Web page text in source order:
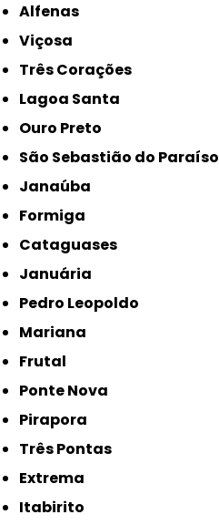
Alfenas
Viçosa
Três Corações
Lagoa Santa
Ouro Preto
São Sebastião do Paraíso
Janaúba
Formiga
Cataguases
Januária
Pedro Leopoldo
Mariana
Frutal
Ponte Nova
Pirapora
Três Pontas
Extrema
Itabirito